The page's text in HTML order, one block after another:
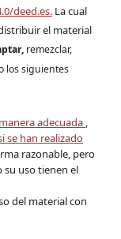
deed.es.La cual
el material
remezclar,
los siguientes
adecuada ,
se han realizado
razonable, pero
su uso tienen el
del material con